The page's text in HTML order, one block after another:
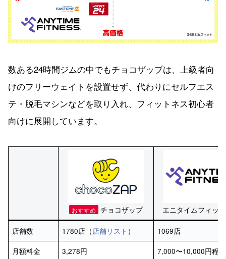
数ある24時間ジムの中でもチョコザップは、上級者向
けのフリーウェイトを設置せず、代わりにセルフエス
テ・脱毛マシンなどを取り入れ、フィットネス初心者
向けに展開しています。
おすすめ チョコザップ エニタイムフィッ
店舗数 1780店（店舗リスト ）
1069店
月額料金
3,278円
7,000〜10,000円程